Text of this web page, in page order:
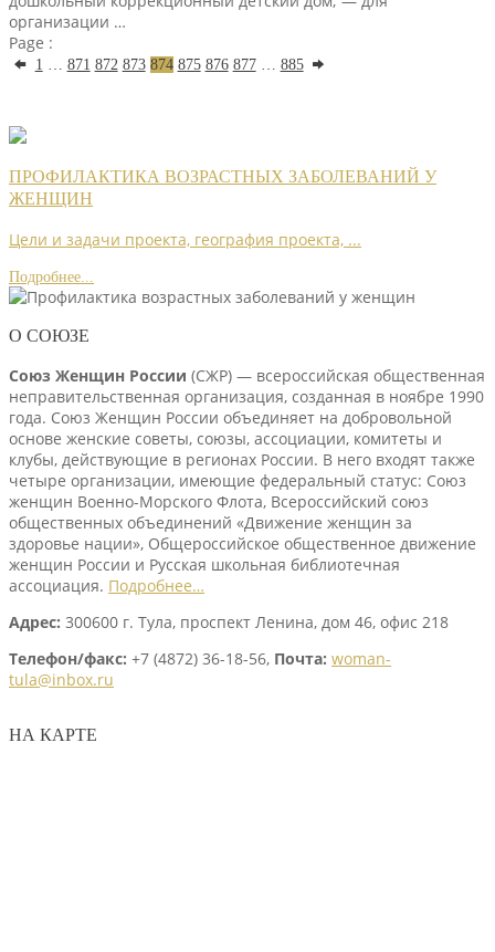
организации …
Page :
1 871 872 873 874 875 876 877 885
ПРОФИЛАКТИКА ВОЗРАСТНЫХ ЗАБОЛЕВАНИЙ У
ЖЕНЩИН
Цели и задачи проекта, география проекта, ...
Подробнее...
О СОЮЗЕ
Союз Женщин России (СЖР) — всероссийская общественная
неправительственная организация, созданная в ноябре 1990
года. Союз Женщин России объединяет на добровольной
основе женские советы, союзы, ассоциации, комитеты и
клубы, действующие в регионах России. В него входят также
четыре организации, имеющие федеральный статус: Союз
женщин Военно-Морского Флота, Всероссийский союз
общественных объединений «Движение женщин за
здоровье нации», Общероссийское общественное движение
женщин России и Русская школьная библиотечная
ассоциация. Подробнее…
Адрес: 300600 г. Тула, проспект Ленина, дом 46, офис 218
Телефон/факс: +7 (4872) 36-18-56, Почта: woman-
tula@inbox.ru
НА КАРТЕ